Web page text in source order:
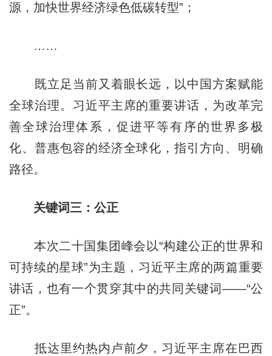
源，加快世界经济绿色低碳转型”；
……
既立足当前又着眼长远，以中国方案赋能
全球治理。习近平主席的重要讲话，为改革完
善全球治理体系，促进平等有序的世界多极
化、普惠包容的经济全球化，指引方向、明确
路径。
关键词三：公正
本次二十国集团峰会以“构建公正的世界和
可持续的星球”为主题，习近平主席的两篇重要
讲话，也有一个贯穿其中的共同关键词——“公
正”。
抵达里约热内卢前夕，习近平主席在巴西